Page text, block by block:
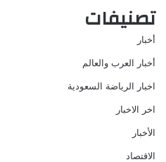
تصنيفات
أخبار
أخبار العرب والعالم
اخبار الرياضة السعودية
اخر الاخبار
الأخبار
الاقتصاد